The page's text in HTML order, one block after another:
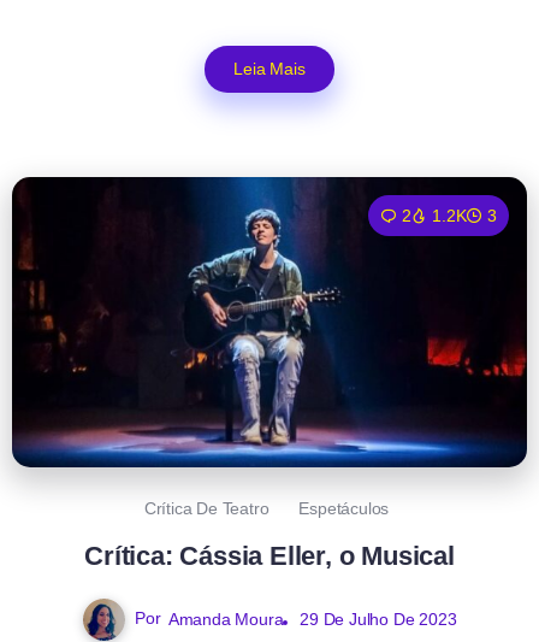
Leia Mais
2 1.2K 3
Crítica De Teatro Espetáculos
Crítica: Cássia Eller, o Musical
Por Amanda Moura 29 De Julho De 2023